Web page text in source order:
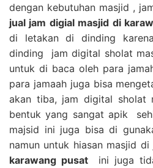
dengan kebutuhan masjid ,
jual jam digial masjid di
di letakan di dinding
dinding jam digital sholat
untuk di baca oleh para
para jamaah juga bisa
akan tiba, jam digital sholat
bentuk yang sangat apik
majsid ini juga bisa di
namun untuk hiasan masjid di
karawang pusatini juga